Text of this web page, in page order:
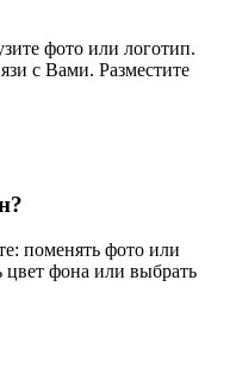
фото или логотип.
с Вами. Разместите
поменять фото или
цвет фона или выбрать